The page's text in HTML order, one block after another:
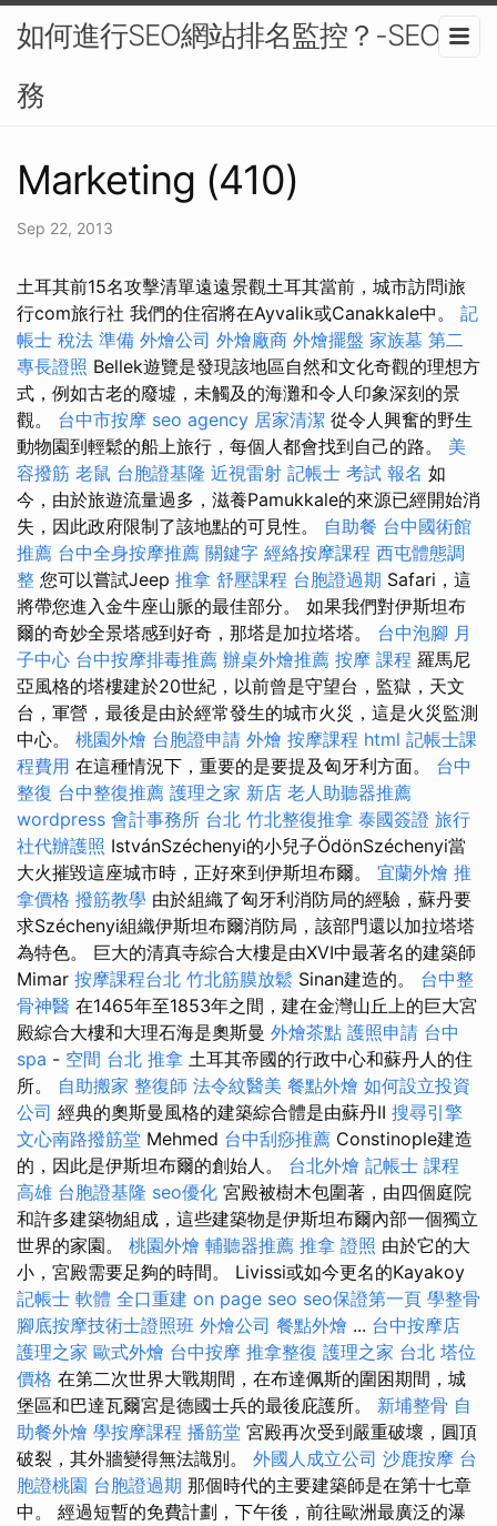
如何進行SEO網站排名監控？-SEO服
務
Marketing (410)
Sep 22, 2013
土耳其前15名攻擊清單遠遠景觀土耳其當前，城市訪問i旅
行com旅行社 我們的住宿將在Ayvalik或Canakkale中。 記
帳士 稅法 準備 外燴公司 外燴廠商 外燴擺盤 家族墓 第二
專長證照 Bellek遊覽是發現該地區自然和文化奇觀的理想方
式，例如古老的廢墟，未觸及的海灘和令人印象深刻的景
觀。 台中市按摩 seo agency 居家清潔 從令人興奮的野生
動物園到輕鬆的船上旅行，每個人都會找到自己的路。 美
容撥筋 老鼠 台胞證基隆 近視雷射 記帳士 考試 報名 如
今，由於旅遊流量過多，滋養Pamukkale的來源已經開始消
失，因此政府限制了該地點的可見性。 自助餐 台中國術館
推薦 台中全身按摩推薦 關鍵字 經絡按摩課程 西屯體態調
整 您可以嘗試Jeep 推拿 舒壓課程 台胞證過期 Safari，這
將帶您進入金牛座山脈的最佳部分。 如果我們對伊斯坦布
爾的奇妙全景塔感到好奇，那塔是加拉塔塔。 台中泡腳 月
子中心 台中按摩排毒推薦 辦桌外燴推薦 按摩 課程 羅馬尼
亞風格的塔樓建於20世紀，以前曾是守望台，監獄，天文
台，軍營，最後是由於經常發生的城市火災，這是火災監測
中心。 桃園外燴 台胞證申請 外燴 按摩課程 html 記帳士課
程費用 在這種情況下，重要的是要提及匈牙利方面。 台中
整復 台中整復推薦 護理之家 新店 老人助聽器推薦
wordpress 會計事務所 台北 竹北整復推拿 泰國簽證 旅行
社代辦護照 IstvánSzéchenyi的小兒子ÖdönSzéchenyi當
大火摧毀這座城市時，正好來到伊斯坦布爾。 宜蘭外燴 推
拿價格 撥筋教學 由於組織了匈牙利消防局的經驗，蘇丹要
求Széchenyi組織伊斯坦布爾消防局，該部門還以加拉塔塔
為特色。 巨大的清真寺綜合大樓是由XVI中最著名的建築師
Mimar 按摩課程台北 竹北筋膜放鬆 Sinan建造的。 台中整
骨神醫 在1465年至1853年之間，建在金灣山丘上的巨大宮
殿綜合大樓和大理石海是奧斯曼 外燴茶點 護照申請 台中
spa - 空間 台北 推拿 土耳其帝國的行政中心和蘇丹人的住
所。 自助搬家 整復師 法令紋醫美 餐點外燴 如何設立投資
公司 經典的奧斯曼風格的建築綜合體是由蘇丹II 搜尋引擎
文心南路撥筋堂 Mehmed 台中刮痧推薦 Constinople建造
的，因此是伊斯坦布爾的創始人。 台北外燴 記帳士 課程
高雄 台胞證基隆 seo優化 宮殿被樹木包圍著，由四個庭院
和許多建築物組成，這些建築物是伊斯坦布爾內部一個獨立
世界的家園。 桃園外燴 輔聽器推薦 推拿 證照 由於它的大
小，宮殿需要足夠的時間。 Livissi或如今更名的Kayakoy
記帳士 軟體 全口重建 on page seo seo保證第一頁 學整骨
腳底按摩技術士證照班 外燴公司 餐點外燴 ... 台中按摩店
護理之家 歐式外燴 台中按摩 推拿整復 護理之家 台北 塔位
價格 在第二次世界大戰期間，在布達佩斯的圍困期間，城
堡區和巴達瓦爾宮是德國士兵的最後庇護所。 新埔整骨 自
助餐外燴 學按摩課程 播筋堂 宮殿再次受到嚴重破壞，圓頂
破裂，其外牆變得無法識別。 外國人成立公司 沙鹿按摩 台
胞證桃園 台胞證過期 那個時代的主要建築師是在第十七章
中。 經過短暫的免費計劃，下午後，前往歐洲最廣泛的瀑